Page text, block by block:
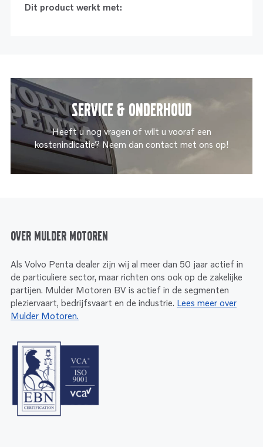
Dit product werkt met:
Service & onderhoud
Heeft u nog vragen of wilt u vooraf een
kostenindicatie? Neem dan contact met ons op!
Over Mulder Motoren
Als Volvo Penta dealer zijn wij al meer dan 50 jaar actief in
de particuliere sector, maar richten ons ook op de zakelijke
partijen. Mulder Motoren BV is actief in de segmenten
pleziervaart, bedrijfsvaart en de industrie. Lees meer over
Mulder Motoren.